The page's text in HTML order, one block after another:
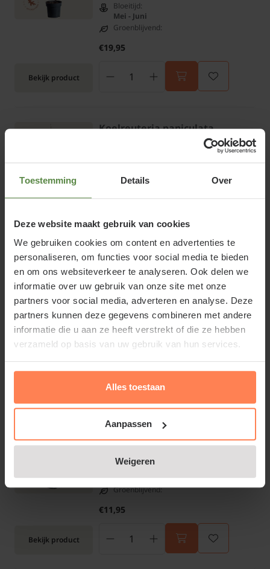
Toestemming Details Over
Deze website maakt gebruik van cookies
We gebruiken cookies om content en advertenties te
personaliseren, om functies voor social media te bieden
en om ons websiteverkeer te analyseren. Ook delen we
informatie over uw gebruik van onze site met onze
partners voor social media, adverteren en analyse. Deze
partners kunnen deze gegevens combineren met andere
informatie die u aan ze heeft verstrekt of die ze hebben
verzameld op basis van uw gebruik van hun services.
Alles toestaan
Aanpassen
Weigeren
Bekijk product
Bloeitijd:
Mei - Juni
Groenblijvend:
€19,95
Koelreuteria paniculata
Groenblijvend:
Viburnum tinus 'Spirit'
Online op voorraad
Bloeitijd:
November - Januari
Groenblijvend:
Bekijk product
Deutzia x rosea 'Yuki Snowflake'
Bloeitijd:
Mei - Juni
Groenblijvend:
€11,95